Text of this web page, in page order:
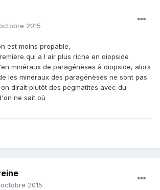
2015
est moins propable,
qui a l air plus riche en diopside
minéraux de paragénèses à diopside, alors
les minéraux des paragénèses ne sont pas
dirait plutôt des pegmatites avec du
ne sait où
2015